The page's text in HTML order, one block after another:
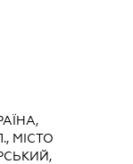
МІСТО